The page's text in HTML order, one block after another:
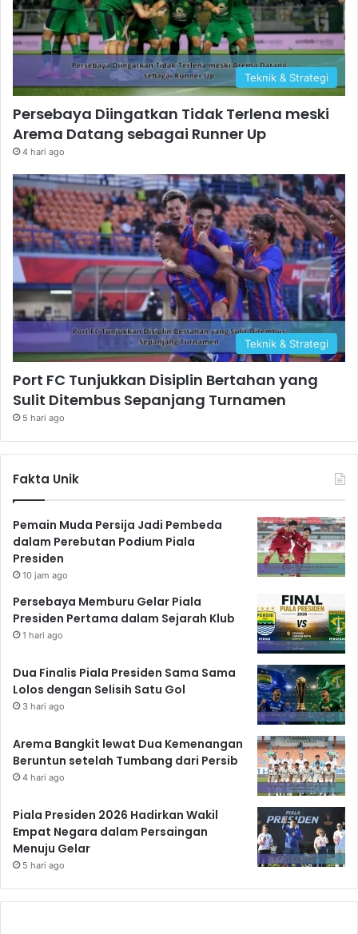
Teknik & Strategi
Persebaya Diingatkan Tidak Terlena meski
Arema Datang sebagai Runner Up
4 hari ago
Teknik & Strategi
Port FC Tunjukkan Disiplin Bertahan yang
Sulit Ditembus Sepanjang Turnamen
5 hari ago
Fakta Unik
Pemain Muda Persija Jadi Pembeda
dalam Perebutan Podium Piala
Presiden
10 jam ago
Persebaya Memburu Gelar Piala
Presiden Pertama dalam Sejarah Klub
1 hari ago
Dua Finalis Piala Presiden Sama Sama
Lolos dengan Selisih Satu Gol
3 hari ago
Arema Bangkit lewat Dua Kemenangan
Beruntun setelah Tumbang dari Persib
4 hari ago
Piala Presiden 2026 Hadirkan Wakil
Empat Negara dalam Persaingan
Menuju Gelar
5 hari ago